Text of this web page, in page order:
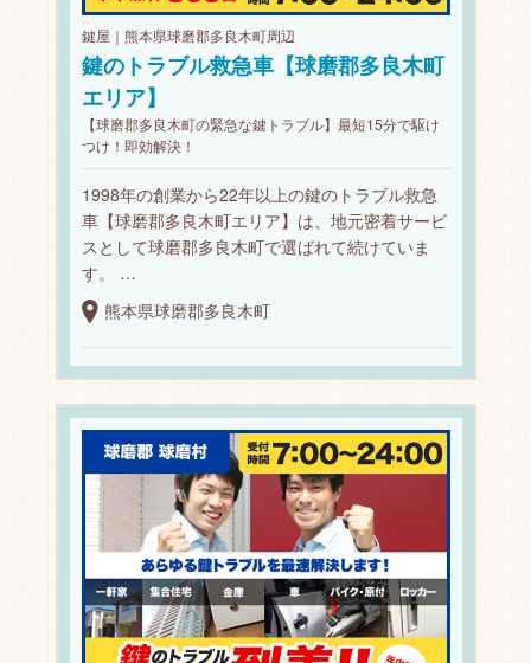
鍵屋｜熊本県球磨郡多良木町周辺
鍵のトラブル救急車【球磨郡多良木町
エリア】
【球磨郡多良木町の緊急な鍵トラブル】最短15分で駆け
つけ！即効解決！
1998年の創業から22年以上の鍵のトラブル救急
車【球磨郡多良木町エリア】は、地元密着サービ
スとして球磨郡多良木町で選ばれて続けていま
す。 …
熊本県球磨郡多良木町